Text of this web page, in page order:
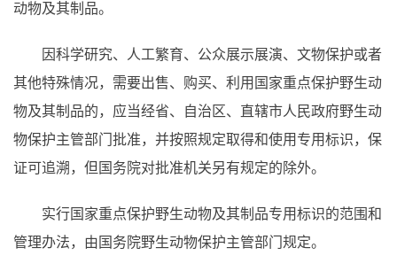
动物及其制品。
因科学研究、人工繁育、公众展示展演、文物保护或者
其他特殊情况，需要出售、购买、利用国家重点保护野生动
物及其制品的，应当经省、自治区、直辖市人民政府野生动
物保护主管部门批准，并按照规定取得和使用专用标识，保
证可追溯，但国务院对批准机关另有规定的除外。
实行国家重点保护野生动物及其制品专用标识的范围和
管理办法，由国务院野生动物保护主管部门规定。